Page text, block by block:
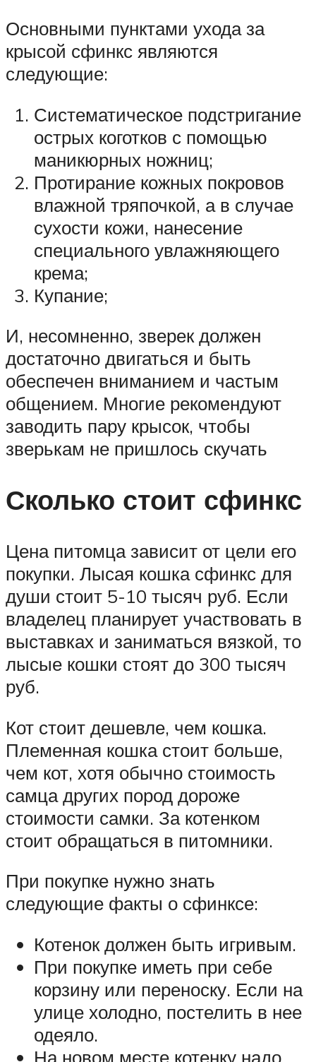
Основными пунктами ухода за
крысой сфинкс являются
следующие:
Систематическое подстригание
острых коготков с помощью
маникюрных ножниц;
Протирание кожных покровов
влажной тряпочкой, а в случае
сухости кожи, нанесение
специального увлажняющего
крема;
Купание;
И, несомненно, зверек должен
достаточно двигаться и быть
обеспечен вниманием и частым
общением. Многие рекомендуют
заводить пару крысок, чтобы
зверькам не пришлось скучать
Сколько стоит сфинкс
Цена питомца зависит от цели его
покупки. Лысая кошка сфинкс для
души стоит 5-10 тысяч руб. Если
владелец планирует участвовать в
выставках и заниматься вязкой, то
лысые кошки стоят до 300 тысяч
руб.
Кот стоит дешевле, чем кошка.
Племенная кошка стоит больше,
чем кот, хотя обычно стоимость
самца других пород дороже
стоимости самки. За котенком
стоит обращаться в питомники.
При покупке нужно знать
следующие факты о сфинксе:
Котенок должен быть игривым.
При покупке иметь при себе
корзину или переноску. Если на
улице холодно, постелить в нее
одеяло.
На новом месте котенку надо